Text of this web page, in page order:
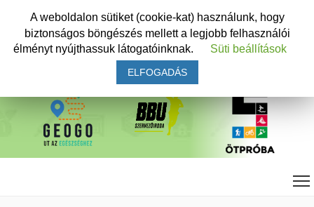
A weboldalon sütiket (cookie-kat) használunk, hogy
biztonságos böngészés mellett a legjobb felhasználói
élményt nyújthassuk látogatóinknak.
Süti beállítások
ELFOGADÁS